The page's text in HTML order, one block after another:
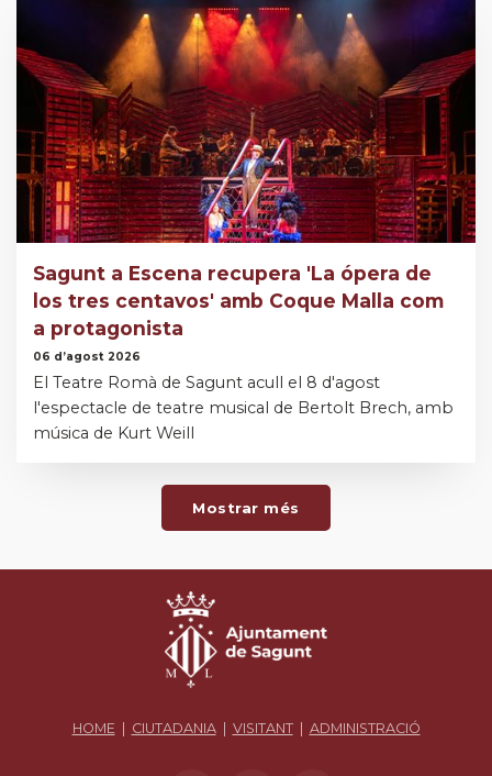
Sagunt a Escena recupera 'La ópera de
los tres centavos' amb Coque Malla com
a protagonista
06 d’agost 2026
El Teatre Romà de Sagunt acull el 8 d'agost
l'espectacle de teatre musical de Bertolt Brech, amb
música de Kurt Weill
Mostrar més
HOME| CIUTADANIA| VISITANT| ADMINISTRACIÓ